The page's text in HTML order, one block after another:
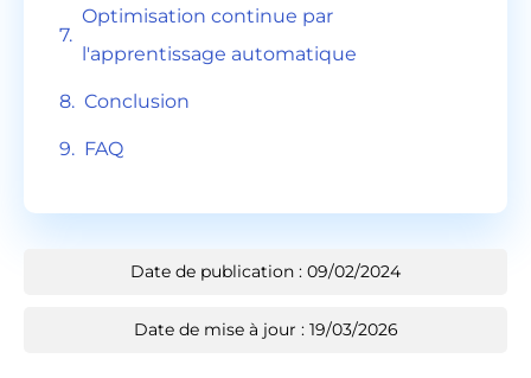
Optimisation continue par
l'apprentissage automatique
Conclusion
FAQ
Date de publication : 09/02/2024
Date de mise à jour : 19/03/2026